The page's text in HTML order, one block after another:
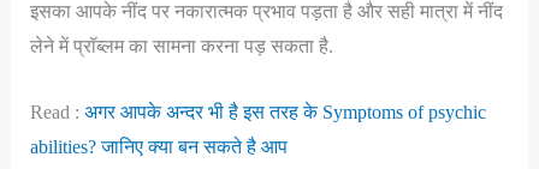
इसका आपके नींद पर नकारात्मक प्रभाव पड़ता है और सही मात्रा में नींद
लेने में प्रॉब्लम का सामना करना पड़ सकता है.
Read : अगर आपके अन्दर भी है इस तरह के Symptoms of psychic
abilities? जानिए क्या बन सकते है आप